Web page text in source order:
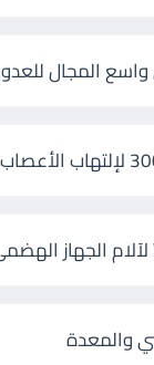
المجال
والمعدة